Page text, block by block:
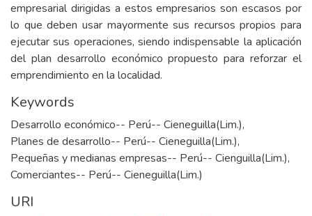
empresarial dirigidas a estos empresarios son escasos por
lo que deben usar mayormente sus recursos propios para
ejecutar sus operaciones, siendo indispensable la aplicación
del plan desarrollo económico propuesto para reforzar el
emprendimiento en la localidad.
Keywords
Desarrollo económico-- Perú-- Cieneguilla(Lim.),
Planes de desarrollo-- Perú-- Cieneguilla(Lim.),
Pequeñas y medianas empresas-- Perú-- Cienguilla(Lim.),
Comerciantes-- Perú-- Cieneguilla(Lim.)
URI